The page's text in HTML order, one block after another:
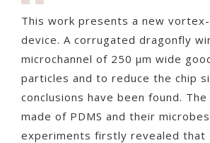
This work presents a new
device. A corrugated dragonfly
microchannel of 250 μm wide
particles and to reduce the chip
conclusions have been found.
made of PDMS and their
experiments firstly revealed that